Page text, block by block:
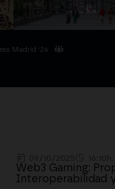
Madrid '26
Web3 Gaming:
Interoperabilidad